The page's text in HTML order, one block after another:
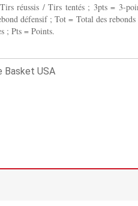
réussis / Tirs tentés ; 3pts = 3-
défensif ; Tot = Total des rebonds
; Pts = Points.
Basket USA